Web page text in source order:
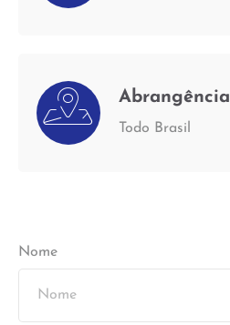
Abrangência
Todo Brasil
Nome